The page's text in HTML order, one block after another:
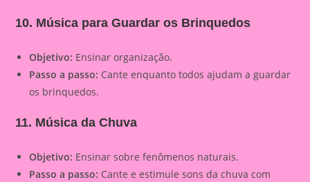
10. Música para Guardar os Brinquedos
Objetivo: Ensinar organização.
Passo a passo: Cante enquanto todos ajudam a guardar
os brinquedos.
11. Música da Chuva
Objetivo: Ensinar sobre fenômenos naturais.
Passo a passo: Cante e estimule sons da chuva com